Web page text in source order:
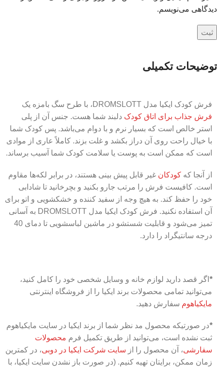
دیدگاهی می‌نویسم.
توضیحات تکمیلی
فرش کودک ایکیا مدل DROMSLOTT، با طرح سگ بامزه یک
فرش جذاب برای اتاق کودک دلبند شما هست. جنس آن از پلی
استر خالص است که بسیار نرم و با دوام می‌باشد. پس کودک شما
با خیال راحت روی آن دراز بکشد و غلت بزند. کاملاً عاری از موادی
است که ممکن است به پوست یا سلامت کودک شما آسیب برساند.
از آنجا که کودکان غیر قابل پیش بینی هستند، در برابر لکه‌ها مقاوم
است. کافیست فرش را مرتب جارو بکنید و بچرخانید تا شادابی
خود را حفظ کند. به هیچ وجه از سفید کننده و خشکشویی و اتو برای
آن استفاده نکنید. فرش کودک ایکیا مدل DROMSLOTT به آسانی
تمیز می‌شود و قابلیت شستشو در ماشین لباسشویی تا دمای 40
درجه سانتیگراد را دارد.
* اگر قصد دارید لوازم خانه و وسایل شخصی خود را کامل کنید،
می‌توانید تمامی محصولات برند ایکیا را از فروشگاه اینترنتی
مایکیاهوم سفارش دهید.
*در صورتیکه محصول مد نظر شما از برند ایکیا در سایت مایکیاهوم
ثبت نشده است، می‌توانید از طریق تکمیل فرم محصولات
سفارشی، آن محصول را از سایت شرکت ایکیا در دوبی، در کمترین
زمان ممکن، برایتان تهیه کنیم. (در صورت باز نشدن سایت ایکیا، با